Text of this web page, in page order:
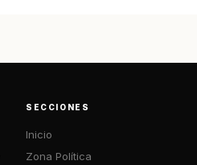
SECCIONES
Inicio
Zona Política